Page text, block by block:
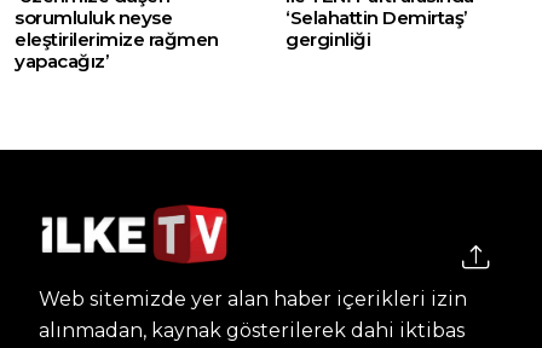
sorumluluk neyse
eleştirilerimize rağmen
yapacağız’
‘Selahattin Demirtaş’
gerginliği
Web sitemizde yer alan haber içerikleri izin
alınmadan, kaynak gösterilerek dahi iktibas